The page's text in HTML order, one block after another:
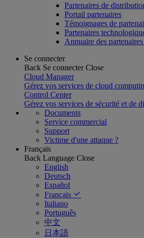
Partenaires de
Portail partenaires
Témoignages de
Partenaires
Annuaire des
Se connecter
Back Se connecter Close
Cloud Manager
Gérez vos services de cloud
Control Center
Gérez vos services de sécurité et de
Documents
Service commercial
Support
Victime d'une attaque ?
Français
Back Language Close
English
Deutsch
Español
Français
Italiano
Português
中文
日本語